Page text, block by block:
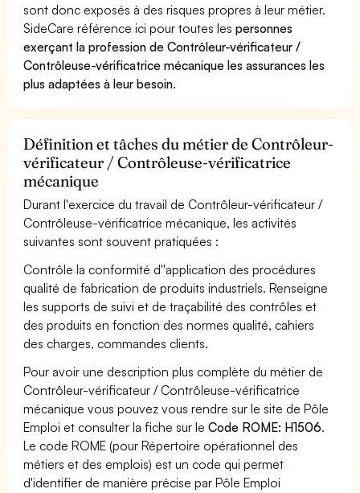
sont donc exposés à des risques propres à leur métier.
SideCare référence ici pour toutes lespersonnes
exerçant la profession de Contrôleur-vérificateur /
Contrôleuse-vérificatrice mécanique les assurances les
plus adaptées à leur besoin.
Définition et tâches du métier de Contrôleur-
vérificateur / Contrôleuse-vérificatrice
mécanique
Durant l'exercice du travail de Contrôleur-vérificateur /
Contrôleuse-vérificatrice mécanique, les activités
suivantes sont souvent pratiquées :
Contrôle la conformité d''application des procédures
qualité de fabrication de produits industriels. Renseigne
les supports de suivi et de traçabilité des contrôles et
des produits en fonction des normes qualité, cahiers
des charges, commandes clients.
Pour avoir une description plus complète du métier de
Contrôleur-vérificateur / Contrôleuse-vérificatrice
mécanique vous pouvez vous rendre sur le site de Pôle
Emploi et consulter la fiche sur leCode ROME: H1506.
Le code ROME (pour Répertoire opérationnel des
métiers et des emplois) est un code qui permet
d'identifier de manière précise par Pôle Emploi